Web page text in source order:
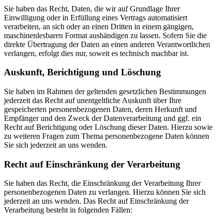
Sie haben das Recht, Daten, die wir auf Grundlage Ihrer
Einwilligung oder in Erfüllung eines Vertrags automatisiert
verarbeiten, an sich oder an einen Dritten in einem gängigen,
maschinenlesbaren Format aushändigen zu lassen. Sofern Sie die
direkte Übertragung der Daten an einen anderen Verantwortlichen
verlangen, erfolgt dies nur, soweit es technisch machbar ist.
Auskunft, Berichtigung und Löschung
Sie haben im Rahmen der geltenden gesetzlichen Bestimmungen
jederzeit das Recht auf unentgeltliche Auskunft über Ihre
gespeicherten personenbezogenen Daten, deren Herkunft und
Empfänger und den Zweck der Datenverarbeitung und ggf. ein
Recht auf Berichtigung oder Löschung dieser Daten. Hierzu sowie
zu weiteren Fragen zum Thema personenbezogene Daten können
Sie sich jederzeit an uns wenden.
Recht auf Einschränkung der Verarbeitung
Sie haben das Recht, die Einschränkung der Verarbeitung Ihrer
personenbezogenen Daten zu verlangen. Hierzu können Sie sich
jederzeit an uns wenden. Das Recht auf Einschränkung der
Verarbeitung besteht in folgenden Fällen: